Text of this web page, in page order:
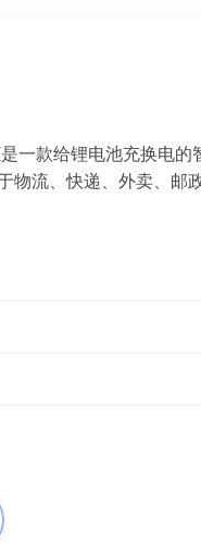
一款给锂电池充换电的
物流、快递、外卖、邮